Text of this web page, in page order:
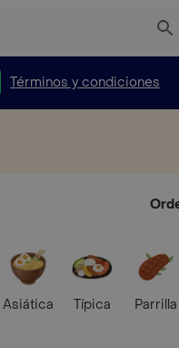
Términos y condiciones
Asiática Típica Parrilla